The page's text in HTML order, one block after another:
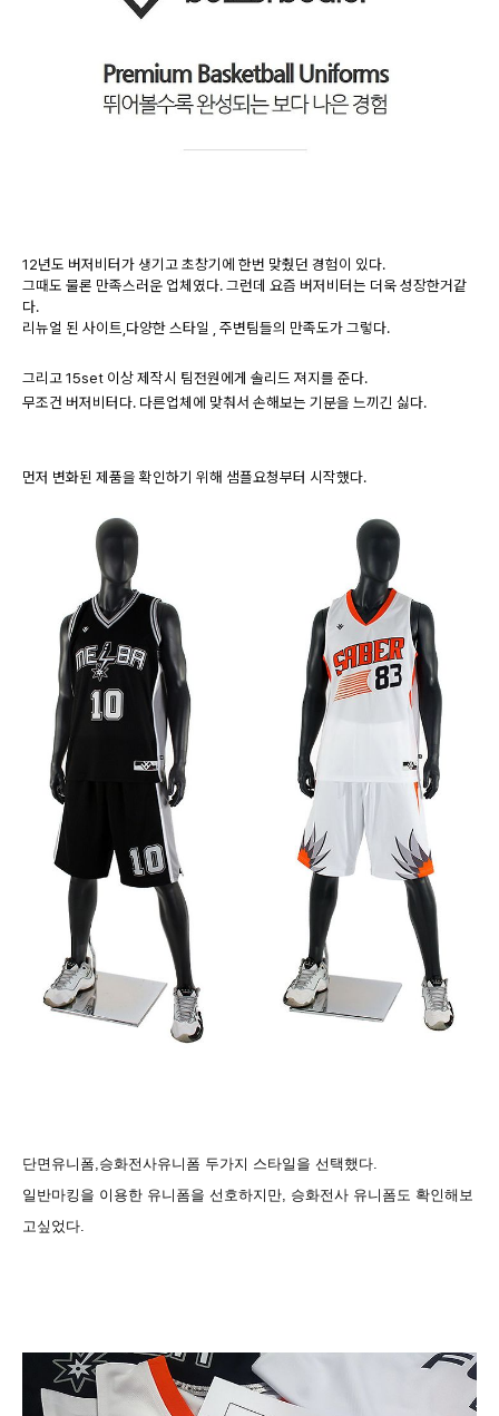
12년도 버저비터가 생기고 초창기에 한번 맞췄던 경험이 있다.
그때도 물론 만족스러운 업체였다. 그런데 요즘 버저비터는 더욱 성장한거같
다.
리뉴얼 된 사이트,다양한 스타일 , 주변팀들의 만족도가 그렇다.
그리고 15set 이상 제작시 팀전원에게 솔리드 져지를 준다.
무조건 버저비터다. 다른업체에 맞춰서 손해보는 기분을 느끼긴 싫다.
먼저 변화된 제품을 확인하기 위해 샘플요청부터 시작했다.
단면유니폼,승화전사유니폼 두가지 스타일을 선택했다.
일반마킹을 이용한 유니폼을 선호하지만, 승화전사 유니폼도 확인해보
고싶었다.